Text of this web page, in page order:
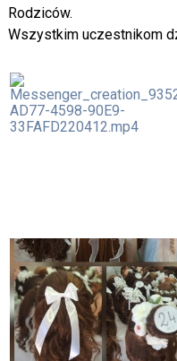
Rodziców.
Wszystkim uczestnikom